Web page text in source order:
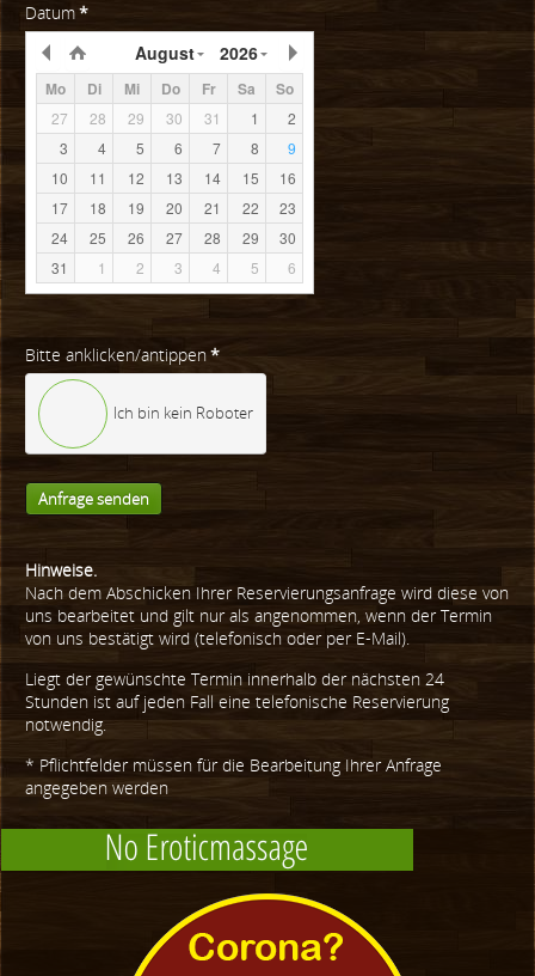
Datum*
August 2026
Mo Di Mi Do Fr Sa So
27 28 29 30 31 1
2
3
4 5 6 7 8
9
10
11 12 13 14 15
16
17
18 19 20 21 22
23
24
25 26 27 28 29
30
31
1 2 3 4 5 6
Bitte anklicken/antippen*
Ich bin kein Roboter
Anfrage senden
Hinweise.
Nach dem Abschicken Ihrer Reservierungsanfrage wird diese von
uns bearbeitet und gilt nur als angenommen, wenn der Termin
von uns bestätigt wird (telefonisch oder per E-Mail).
Liegt der gewünschte Termin innerhalb der nächsten 24
Stunden ist auf jeden Fall eine telefonische Reservierung
notwendig.
* Pflichtfelder müssen für die Bearbeitung Ihrer Anfrage
angegeben werden